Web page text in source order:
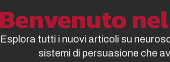
Benvenuto
Esplora tutti i nuovi articoli su
sistemi di persuasione che